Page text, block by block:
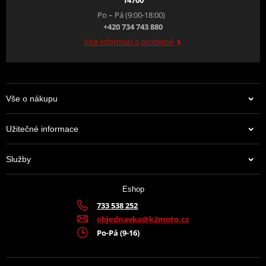
Po – Pá (9:00-18:00)
+420 734 743 880
Více informací o prodejně
Vše o nákupu
Užitečné informace
Služby
Eshop
733 538 252
objednavka@k2moto.cz
Po-Pá (9-16)